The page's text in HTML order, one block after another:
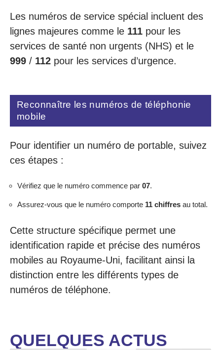
Les numéros de service spécial incluent des
lignes majeures comme le 111 pour les
services de santé non urgents (NHS) et le
999 / 112 pour les services d’urgence.
Reconnaître les numéros de téléphonie
mobile
Pour identifier un numéro de portable, suivez
ces étapes :
Vérifiez que le numéro commence par 07.
Assurez-vous que le numéro comporte 11 chiffres au total.
Cette structure spécifique permet une
identification rapide et précise des numéros
mobiles au Royaume-Uni, facilitant ainsi la
distinction entre les différents types de
numéros de téléphone.
QUELQUES ACTUS